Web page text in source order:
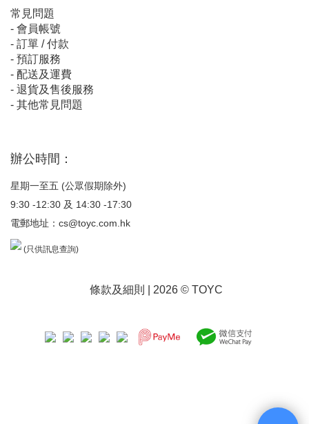
常見問題
- 會員帳號
- 訂單 / 付款
- 預訂服務
- 配送及運費
- 退貨及售後服務
- 其他常見問題
辦公時間：
星期一至五 (公眾假期除外)
9:30 -12:30 及 14:30 -17:30
電郵地址： cs@toyc.com.hk
(只供訊息查詢)
條款及細則 | 2026 © TOYC